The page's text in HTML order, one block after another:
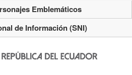
Emblemáticos
de Información (SNI)